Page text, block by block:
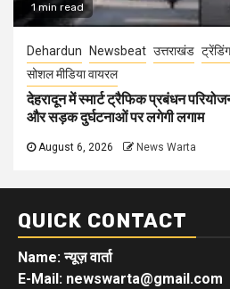
1 min read
Dehardun Newsbeat उत्तराखंड
सोशल मीडिया वायरल
देहरादून में स्मार्ट ट्रैफिक प्रबंधन
और सड़क दुर्घटनाओं पर लगेगी लगाम
August 6, 2026 News Warta
QUICK CONTACT
Name: न्यूज़ वार्ता
E-Mail: newswarta@gmail.com